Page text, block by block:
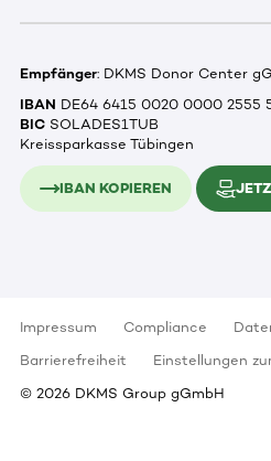
Empfänger: DKMS Donor Center
IBAN DE64 6415 0020 0000 2555
BIC SOLADES1TUB
Kreissparkasse Tübingen
IBAN KOPIEREN
Impressum Compliance
Barrierefreiheit
Einstellungen
© 2026 DKMS Group gGmbH